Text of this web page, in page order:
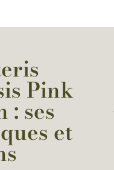
Pink
: ses
et